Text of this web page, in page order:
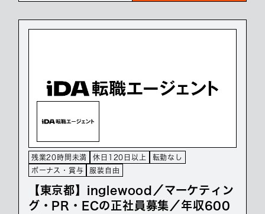
残業20時間未満 休日120日以上
転勤なし
ボーナス・賞与
服装自由
【東京都】inglewood／マーケティン
グ・PR・ECの正社員募集／年収600